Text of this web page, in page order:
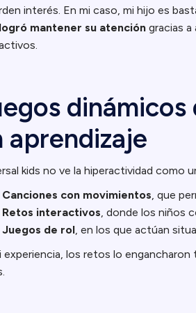
interés. En mi caso, mi hijo es
mantener su atención gracias
aprendizaje
kids no ve la hiperactividad como
Canciones con movimientos, que
Retos interactivos, donde los niños
Juegos de rol, en los que actúan
experiencia, los retos lo